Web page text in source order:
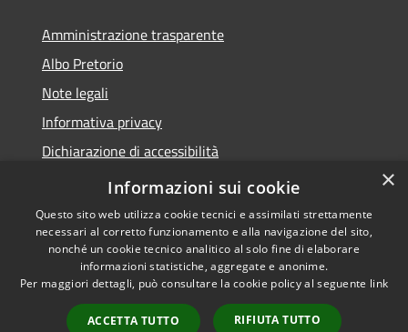
Amministrazione trasparente
Albo Pretorio
Note legali
Informativa privacy
Dichiarazione di accessibilità
Obiettivi di accessibilità
Accessibilità
Copyright © 2026 • Comune di
San Giorgio Bigarello •
Powered byMunicipium
×
Informazioni sui cookie
Questo sito web utilizza cookie tecnici e assimilati strettamente
necessari al corretto funzionamento e alla navigazione del sito,
nonché un cookie tecnico analitico al solo fine di elaborare
informazioni statistiche, aggregate e anonime.
Per maggiori dettagli, può consultare la cookie policy al seguente link
ACCETTA TUTTO RIFIUTA TUTTO